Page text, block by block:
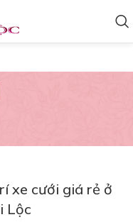
xe cưới giá rẻ ở
Lộc